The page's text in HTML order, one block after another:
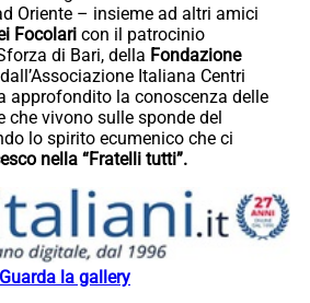
Oriente – insieme ad altri amici
Focolari con il patrocinio
di Bari, della Fondazione
Italiana Centri
approfondito la conoscenza delle
che vivono sulle sponde del
lo spirito ecumenico che ci
nella “Fratelli tutti”.
Guarda la gallery